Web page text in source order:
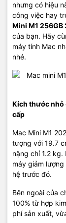
nhưng có hiệu
công việc hay
Mini M1 256GB
của bạn. Hãy
máy tính Mac
nhé.
Kích thước nhỏ
cấp
Mac Mini M1
tượng với 19.7
nặng chỉ 1.2
máy giảm
hệ trước đó.
Bên ngoài của
100% từ hợp
phí sản xuất,
Địa chỉ: 570
Thời gian làm